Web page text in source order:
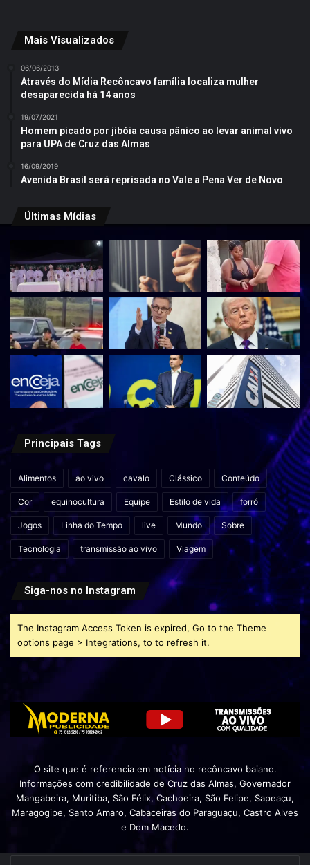
Mais Visualizados
06/06/2013
Através do Mídia Recôncavo família localiza mulher
desaparecida há 14 anos
19/07/2021
Homem picado por jibóia causa pânico ao levar animal vivo
para UPA de Cruz das Almas
16/09/2019
Avenida Brasil será reprisada no Vale a Pena Ver de Novo
Últimas Mídias
Principais Tags
Alimentos ao vivo cavalo Clássico Conteúdo
Cor equinocultura Equipe Estilo de vida forró
Jogos Linha do Tempo live Mundo Sobre
Tecnologia transmissão ao vivo Viagem
Siga-nos no Instagram
The Instagram Access Token is expired, Go to the Theme
options page > Integrations, to to refresh it.
O site que é referencia em notícia no recôncavo baiano.
Informações com credibilidade de Cruz das Almas, Governador
Mangabeira, Muritiba, São Félix, Cachoeira, São Felipe, Sapeaçu,
Maragogipe, Santo Amaro, Cabaceiras do Paraguaçu, Castro Alves
e Dom Macedo.